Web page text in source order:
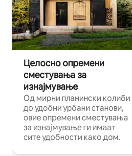
Целосно опремени
сместувања за
изнајмување
Од мирни планински колиби
до удобни урбани станови,
овие опремени сместувања
за изнајмување ги имаат
сите удобности како дом.